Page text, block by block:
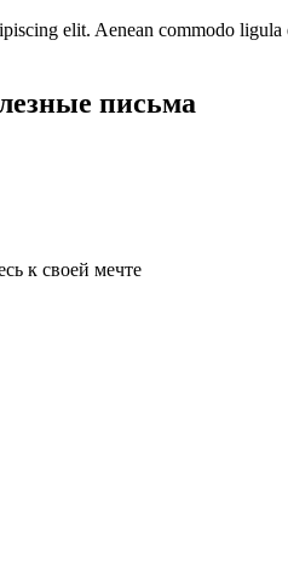
elit. Aenean commodo ligula
письма
к своей мечте